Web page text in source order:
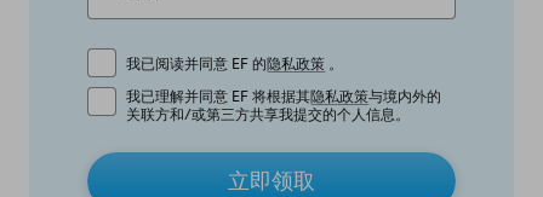
我已阅读并同意 EF 的隐私政策 。
我已理解并同意 EF 将根据其隐私政策与境内外的
关联方和/或第三方共享我提交的个人信息。
立即领取